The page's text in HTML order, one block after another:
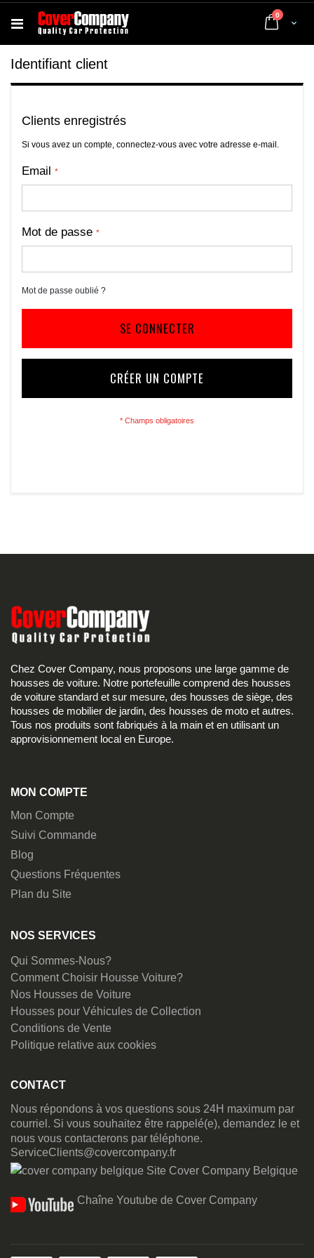
Cart
0 articles
Identifiant client
Clients enregistrés
Si vous avez un compte, connectez-vous avec votre adresse e-mail.
Email
Mot de passe
Mot de passe oublié ?
SE CONNECTER
CRÉER UN COMPTE
Chez Cover Company, nous proposons une large gamme de
housses de voiture. Notre portefeuille comprend des housses
de voiture standard et sur mesure, des housses de siège, des
housses de mobilier de jardin, des housses de moto et autres.
Tous nos produits sont fabriqués à la main et en utilisant un
approvisionnement local en Europe.
MON COMPTE
Mon Compte
Suivi Commande
Blog
Questions Fréquentes
Plan du Site
NOS SERVICES
Qui Sommes-Nous?
Comment Choisir Housse Voiture?
Nos Housses de Voiture
Housses pour Véhicules de Collection
Conditions de Vente
Politique relative aux cookies
CONTACT
Nous répondons à vos questions sous 24H maximum par
courriel. Si vous souhaitez être rappelé(e), demandez le et
nous vous contacterons par téléphone.
ServiceClients@covercompany.fr
Site Cover Company Belgique
Chaîne Youtube de Cover Company